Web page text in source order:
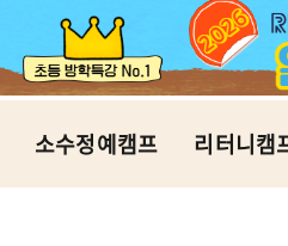
소수정예캠프 리터니캠